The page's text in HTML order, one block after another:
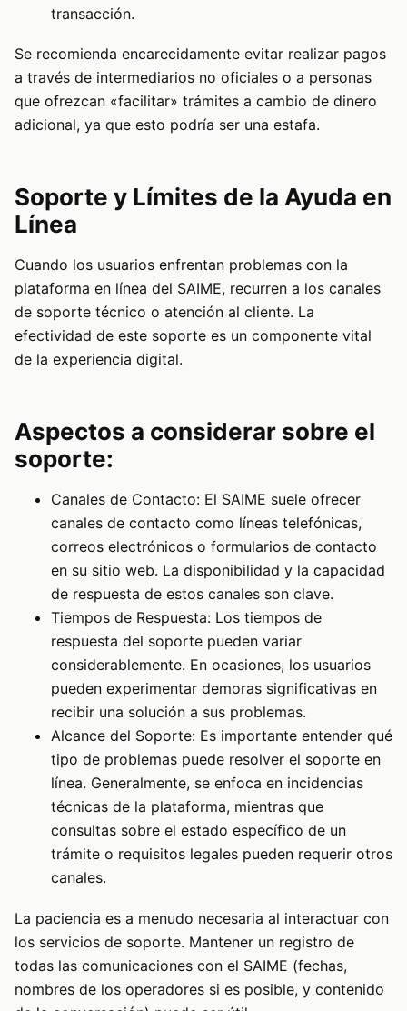
transacción.
Se recomienda encarecidamente evitar realizar pagos
a través de intermediarios no oficiales o a personas
que ofrezcan «facilitar» trámites a cambio de dinero
adicional, ya que esto podría ser una estafa.
Soporte y Límites de la Ayuda en
Línea
Cuando los usuarios enfrentan problemas con la
plataforma en línea del SAIME, recurren a los canales
de soporte técnico o atención al cliente. La
efectividad de este soporte es un componente vital
de la experiencia digital.
Aspectos a considerar sobre el
soporte:
Canales de Contacto: El SAIME suele ofrecer
canales de contacto como líneas telefónicas,
correos electrónicos o formularios de contacto
en su sitio web. La disponibilidad y la capacidad
de respuesta de estos canales son clave.
Tiempos de Respuesta: Los tiempos de
respuesta del soporte pueden variar
considerablemente. En ocasiones, los usuarios
pueden experimentar demoras significativas en
recibir una solución a sus problemas.
Alcance del Soporte: Es importante entender qué
tipo de problemas puede resolver el soporte en
línea. Generalmente, se enfoca en incidencias
técnicas de la plataforma, mientras que
consultas sobre el estado específico de un
trámite o requisitos legales pueden requerir otros
canales.
La paciencia es a menudo necesaria al interactuar con
los servicios de soporte. Mantener un registro de
todas las comunicaciones con el SAIME (fechas,
nombres de los operadores si es posible, y contenido